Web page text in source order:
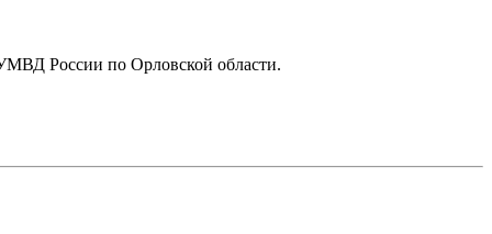
России по Орловской области.